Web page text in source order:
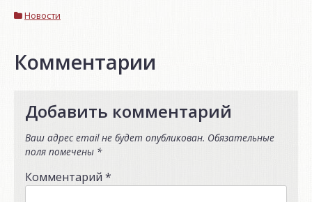
Новости
Комментарии
Добавить комментарий
Ваш адрес email не будет опубликован. Обязательные
поля помечены *
Комментарий *